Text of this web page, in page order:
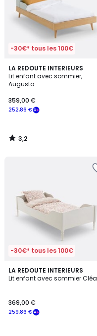
-30€* tous les 100€
LA REDOUTE INTERIEURS
Lit enfant avec sommier,
Augusto
252,86 €
359,00 €
3,2
/ 5
3,2
/
-30€* tous les 100€
LA REDOUTE INTERIEURS
Lit enfant avec sommier Cléa
259,86 €
369,00 €
3,5
/ 5